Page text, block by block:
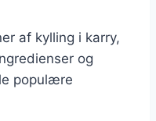
af kylling i karry,
og
populære